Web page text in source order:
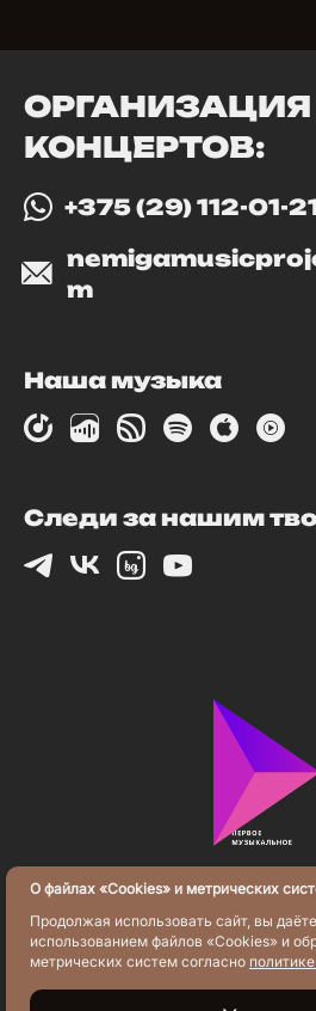
ОРГАНИЗАЦИЯ
КОНЦЕРТОВ:
+375 (29) 112-01-
m
Наша музыка
Следи за нашим
Политика
О файлах «Cookies» и метрических
Продолжая использовать сайт, вы
использованием файлов «Cookies» и
метрических систем согласно